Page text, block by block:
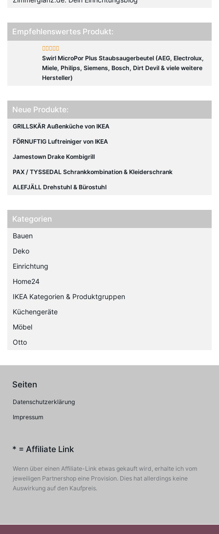
Empfehlenswertes Produkt:
Swirl MicroPor Plus Staubsaugerbeutel (AEG, Electrolux,
Miele, Philips, Siemens, Bosch, Dirt Devil & viele weitere
Hersteller)
Neue Produkte:
GRILLSKÄR Außenküche von IKEA
FÖRNUFTIG Luftreiniger von IKEA
Jamestown Drake Kombigrill
PAX / TYSSEDAL Schrankkombination & Kleiderschrank
ALEFJÄLL Drehstuhl & Bürostuhl
Kategorien
Bauen
Deko
Einrichtung
Home24
IKEA Kategorien & Produktgruppen
Küchengeräte
Möbel
Otto
Seiten
Datenschutzerklärung
Impressum
* = Affiliate Link
Wenn über einen Affiliate-Link etwas gekauft wird, erhalte ich vom
jeweiligen Partnershop eine Provision. Dies hat allerdings keine
Auswirkung auf den Kaufpreis.